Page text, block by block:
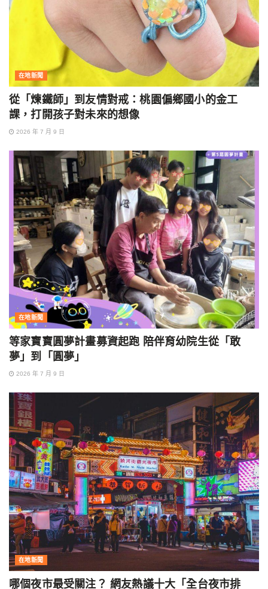
在地新聞
從「煉鐵師」到友情對戒：桃園偏鄉國小的金工
課，打開孩子對未來的想像
2026 年 7 月 9 日
在地新聞
等家寶寶圓夢計畫募資起跑 陪伴育幼院生從「敢
夢」到「圓夢」
2026 年 7 月 9 日
在地新聞
哪個夜市最受關注？ 網友熱議十大「全台夜市排